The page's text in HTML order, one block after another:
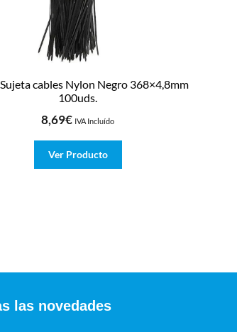
cables Nylon Negro 368×4,8mm
100uds.
8,69€ IVA Incluído
Ver Producto
las novedades